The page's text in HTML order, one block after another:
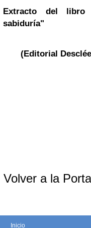
Extracto del libro
sabiduría"
(Editorial
Volver a la
Inicio